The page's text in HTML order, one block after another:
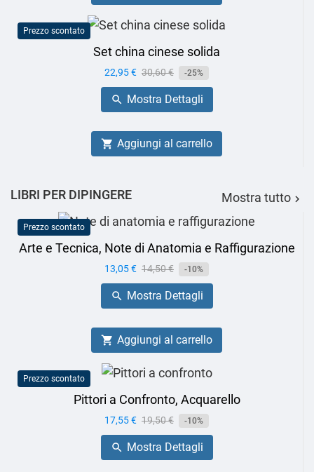
Prezzo scontato
Set china cinese solida
Prezzo
22,95 € Prezzo
base
30,60 € -25%
 Mostra Dettagli
 Aggiungi al carrello
LIBRI PER DIPINGERE Mostra tutto 
Prezzo scontato
Arte e Tecnica, Note di Anatomia e Raffigurazione
Prezzo
13,05 € Prezzo
base
14,50 € -10%
 Mostra Dettagli
 Aggiungi al carrello
Prezzo scontato
Pittori a Confronto, Acquarello
Prezzo
17,55 € Prezzo
base
19,50 € -10%
 Mostra Dettagli